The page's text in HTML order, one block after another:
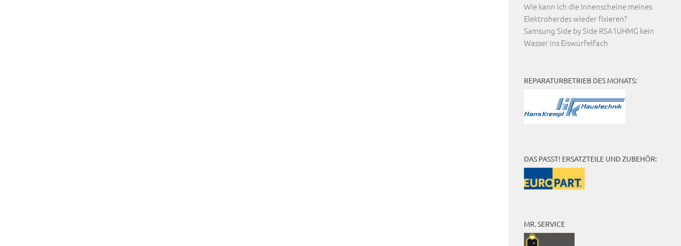
Wie kann ich die Innenscheine meines
Elektroherdes wieder fixieren?
Samsung Side by Side RSA1UHMG kein
Wasser ins Eiswürfelfach
REPARATURBETRIEB DES MONATS:
DAS PASST! ERSATZTEILE UND ZUBEHÖR:
MR. SERVICE